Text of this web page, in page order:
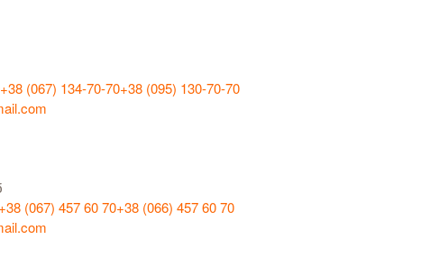
+38 (067) 134-70-70+38 (095) 130-70-70
+38 (067) 457 60 70+38 (066) 457 60 70